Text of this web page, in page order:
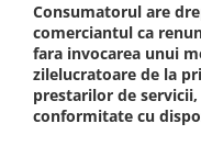
Consumatorul are
comerciantul ca
fara invocarea unui
zilelucratoare de la
prestarilor de
conformitate cu